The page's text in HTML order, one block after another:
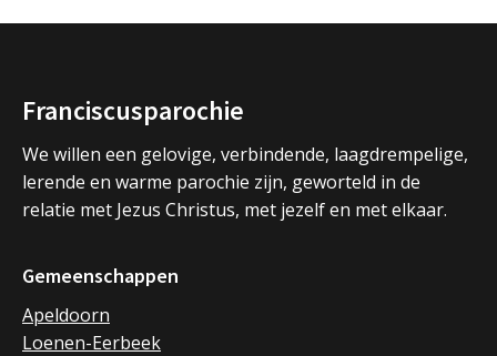
Franciscusparochie
We willen een gelovige, verbindende, laagdrempelige,
lerende en warme parochie zijn, geworteld in de
relatie met Jezus Christus, met jezelf en met elkaar.
Gemeenschappen
Apeldoorn
Loenen-Eerbeek